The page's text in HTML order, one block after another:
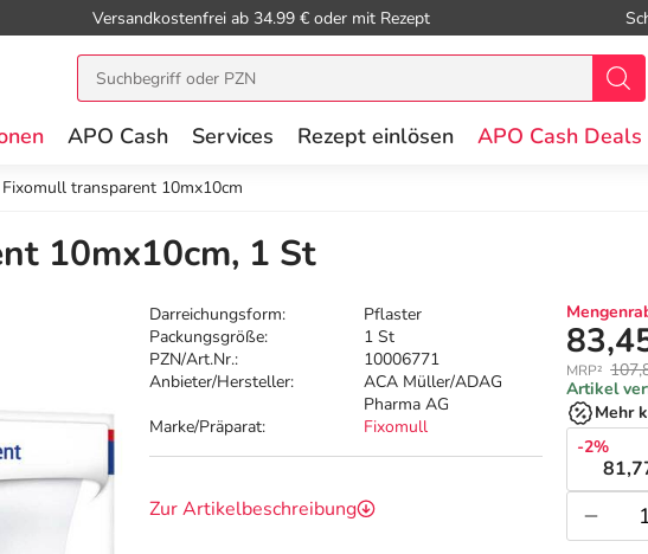
Versandkostenfrei ab 34.99 € oder mit Rezept
APO Cash Services Rezept einlösen APO Cash Deals
Fixomull transparent 10mx10cm
10mx10cm, 1 St
Darreichungsform:
Pflaster
Packungsgröße:
1 St
PZN/Art.Nr.:
10006771
Anbieter/Hersteller:
ACA Müller/ADAG
Pharma AG
Marke/Präparat:
Fixomull
Zur Artikelbeschreibung
MRP²
Artikel
Mehr
-2%